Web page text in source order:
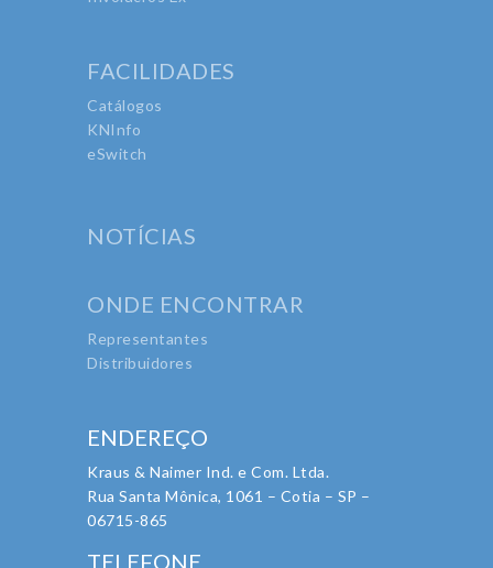
FACILIDADES
Catálogos
KNInfo
eSwitch
NOTÍCIAS
ONDE ENCONTRAR
Representantes
Distribuidores
ENDEREÇO
Kraus & Naimer Ind. e Com. Ltda.
Rua Santa Mônica, 1061 – Cotia – SP –
06715-865
TELEFONE